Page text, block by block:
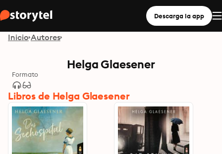
Descarga la app
Inicio Autores
Helga Glaesener
Formato
Libros de Helga Glaesener